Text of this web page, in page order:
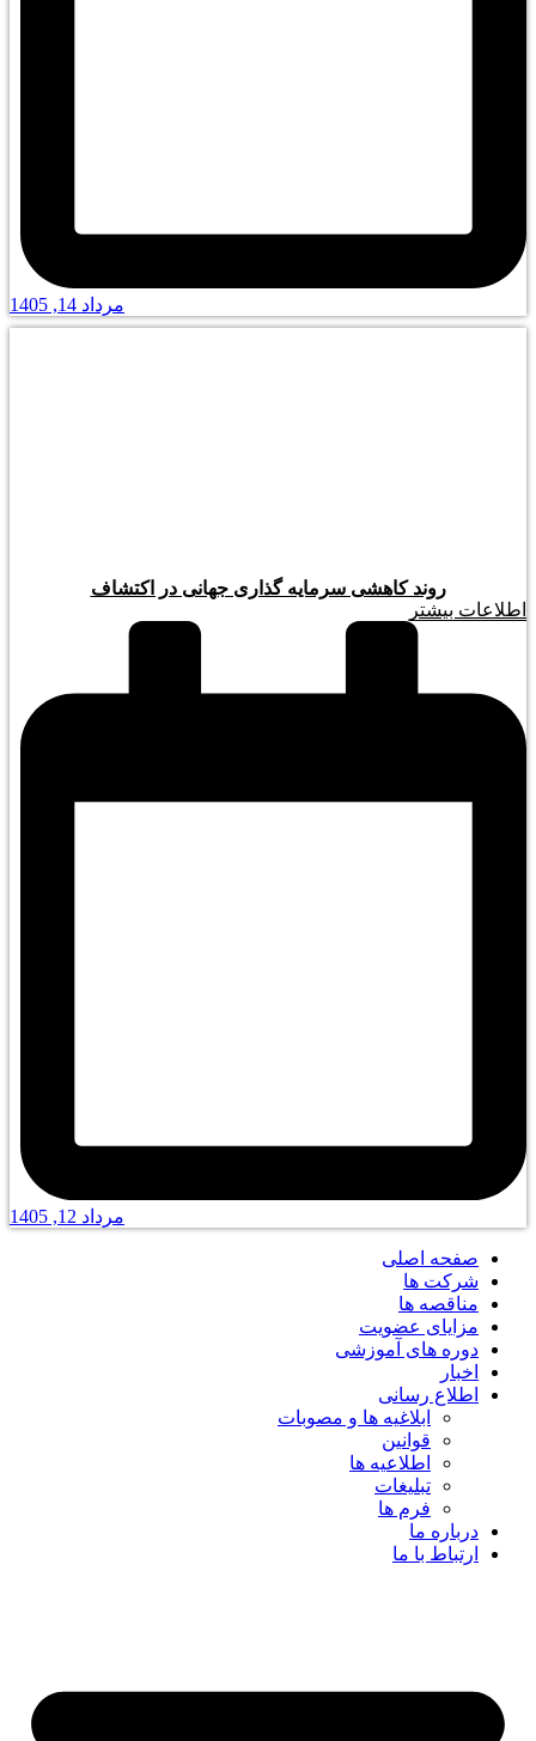
مرداد 14, 1405
روند کاهشی سرمایه گذاری جهانی در اکتشاف
اطلاعات بیشتر
مرداد 12, 1405
صفحه اصلی
شرکت ها
مناقصه ها
مزایای عضویت
دوره های آموزشی
اخبار
اطلاع رسانی
ابلاغیه ها و مصوبات
قوانین
اطلاعیه ها
تبلیغات
فرم ها
درباره ما
ارتباط با ما